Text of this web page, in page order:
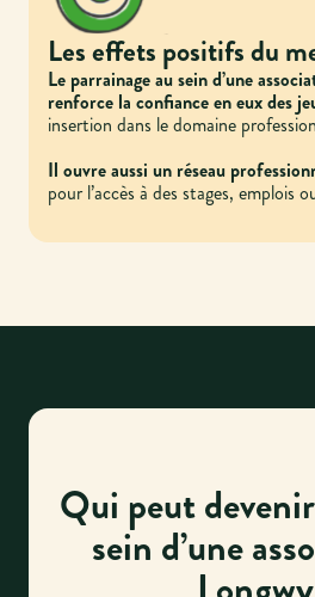
Les effets positifs du
Le parrainage au sein d’une
renforce la confiance en eux des
insertion dans le domaine
Il ouvre aussi un réseau
pour l’accès à des stages, emplois
Qui peut
sein d’une